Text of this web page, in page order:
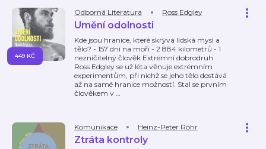
Odborná Literatura Ross Edgley
Umění odolnosti
Kde jsou hranice, které skrývá lidská mysl a
tělo? - 157 dní na moři - 2 884 kilometrů - 1
nezničitelný člověk Extrémní dobrodruh
Ross Edgley se už léta věnuje extrémním
experimentům, při nichž se jeho tělo dostává
až na samé hranice možností. Stal se prvním
člověkem v …
449 KČ
Komunikace Heinz-Peter Röhr
Ztráta kontroly